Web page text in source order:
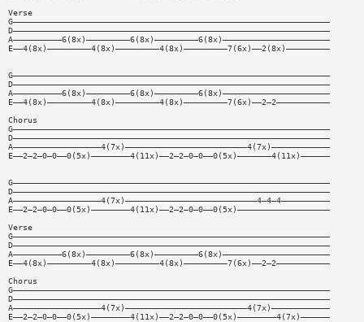
Verse
G—————————————————————————————————————————————————————————————————
D—————————————————————————————————————————————————————————————————
A——————————6(8x)—————————6(8x)—————————6(8x)——————————————————————
E——4(8x)—————————4(8x)—————————4(8x)—————————7(6x)——2(8x)—————————
G—————————————————————————————————————————————————————————————————
D—————————————————————————————————————————————————————————————————
A——————————6(8x)—————————6(8x)—————————6(8x)——————————————————————
E——4(8x)—————————4(8x)—————————4(8x)—————————7(6x)——2—2———————————
Chorus
G—————————————————————————————————————————————————————————————————
D—————————————————————————————————————————————————————————————————
A——————————————————4(7x)—————————————————————————4(7x)————————————
E——2—2—0—0——0(5x)————————4(11x)——2—2—0—0——0(5x)———————4(11x)——————
G—————————————————————————————————————————————————————————————————
D—————————————————————————————————————————————————————————————————
A——————————————————4(7x)———————————————————————————4—4—4——————————
E——2—2—0—0——0(5x)————————4(11x)——2—2—0—0——0(5x)———————————————————
Verse
G—————————————————————————————————————————————————————————————————
D—————————————————————————————————————————————————————————————————
A——————————6(8x)—————————6(8x)—————————6(8x)——————————————————————
E——4(8x)—————————4(8x)—————————4(8x)—————————7(6x)——2—2———————————
Chorus
G—————————————————————————————————————————————————————————————————
D—————————————————————————————————————————————————————————————————
A——————————————————4(7x)—————————————————————————4(7x)————————————
E——2—2—0—0——0(5x)————————4(11x)——2—2—0—0——0(5x)————————4(7x)——————